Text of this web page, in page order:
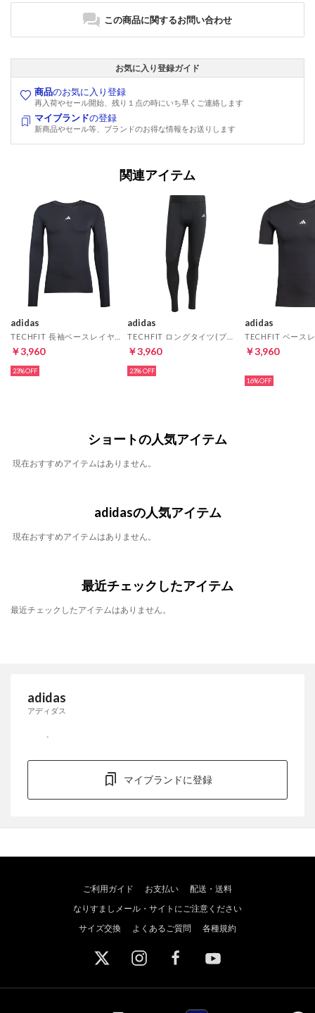
この商品に関するお問い合わせ
お気に入り登録ガイド
商品のお気に入り登録
再入荷やセール開始、残り１点の時にいち早くご連絡します
マイブランドの登録
新商品やセール等、ブランドのお得な情報をお送りします
関連アイテム
adidas
￥3,960
23%
adidas
￥3,960
23%
adidas
￥3,960
16%
ショートの人気アイテム
現在おすすめアイテムはありません。
adidasの人気アイテム
現在おすすめアイテムはありません。
最近チェックしたアイテム
最近チェックしたアイテムはありません。
adidas
アディダス
マイブランドに登録
ご利用ガイド お支払い
配送・送料
なりすましメール・サイトにご注意ください
サイズ交換
よくあるご質問 各種規約